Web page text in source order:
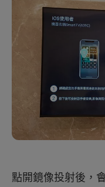
點開鏡像投射後，